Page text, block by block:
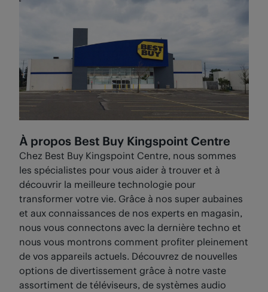
les produits de la Place de marché en magasin.
À propos Best Buy Kingspoint Centre
Chez Best Buy Kingspoint Centre, nous sommes
les spécialistes pour vous aider à trouver et à
découvrir la meilleure technologie pour
transformer votre vie. Grâce à nos super aubaines
et aux connaissances de nos experts en magasin,
nous vous connectons avec la dernière techno et
nous vous montrons comment profiter pleinement
de vos appareils actuels. Découvrez de nouvelles
options de divertissement grâce à notre vaste
assortiment de téléviseurs, de systèmes audio